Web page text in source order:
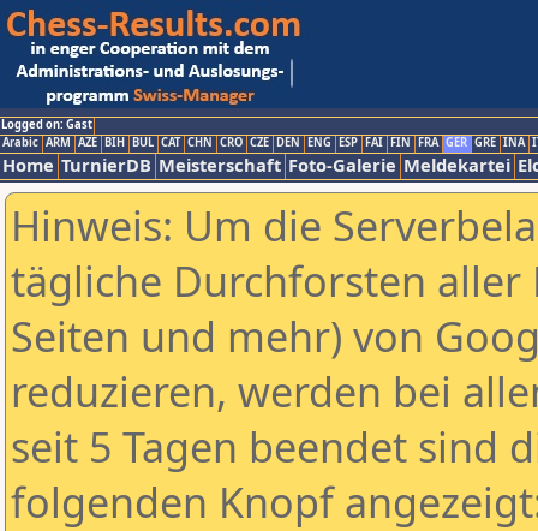
Logged on: Gast
Arabic ARM AZE BIH BUL CAT CHN CRO CZE DEN ENG ESP FAI FIN FRA GER GRE INA
Home TurnierDB Meisterschaft Foto-Galerie Meldekartei
Hinweis: Um die
tägliche Durchforsten aller
Seiten und mehr) von
reduzieren, werden bei
seit 5 Tagen beendet sind
folgenden Knopf